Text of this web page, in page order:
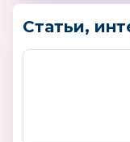
Статьи,